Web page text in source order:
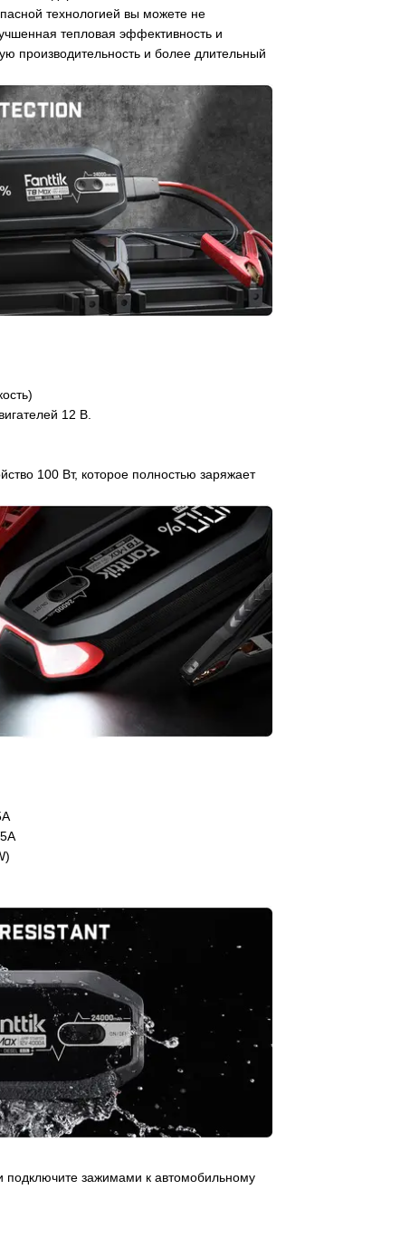
технологией вы можете не
тепловая эффективность и
производительность и более длительный
12 В.
100 Вт, которое полностью заряжает
подключите зажимами к автомобильному